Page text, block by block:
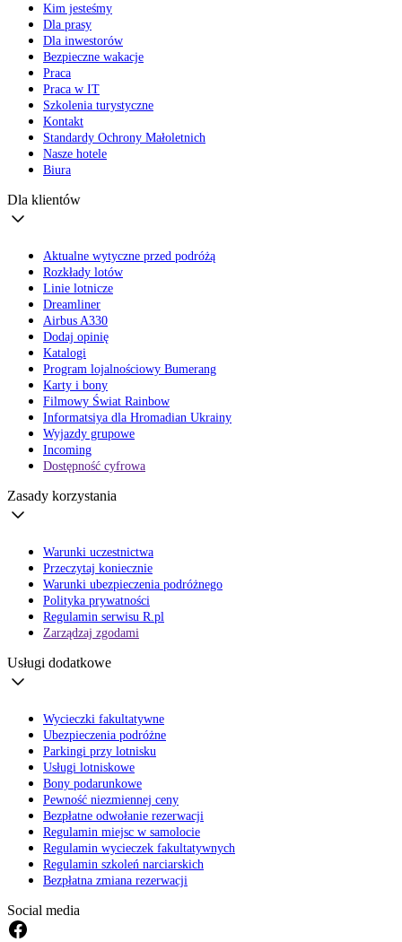
Kim jesteśmy
Dla prasy
Dla inwestorów
Bezpieczne wakacje
Praca
Praca w IT
Szkolenia turystyczne
Kontakt
Standardy Ochrony Małoletnich
Nasze hotele
Biura
Dla klientów
Aktualne wytyczne przed podróżą
Rozkłady lotów
Linie lotnicze
Dreamliner
Airbus A330
Dodaj opinię
Katalogi
Program lojalnościowy Bumerang
Karty i bony
Filmowy Świat Rainbow
Informatsiya dla Hromadian Ukrainy
Wyjazdy grupowe
Incoming
Dostępność cyfrowa
Zasady korzystania
Warunki uczestnictwa
Przeczytaj koniecznie
Warunki ubezpieczenia podróżnego
Polityka prywatności
Regulamin serwisu R.pl
Zarządzaj zgodami
Usługi dodatkowe
Wycieczki fakultatywne
Ubezpieczenia podróżne
Parkingi przy lotnisku
Usługi lotniskowe
Bony podarunkowe
Pewność niezmiennej ceny
Bezpłatne odwołanie rezerwacji
Regulamin miejsc w samolocie
Regulamin wycieczek fakultatywnych
Regulamin szkoleń narciarskich
Bezpłatna zmiana rezerwacji
Social media